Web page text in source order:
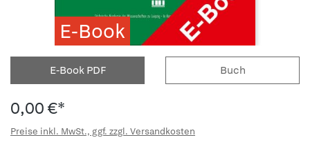
E-Book
E-Book PDF Buch
0,00 €*
Preise inkl. MwSt., ggf. zzgl. Versandkosten